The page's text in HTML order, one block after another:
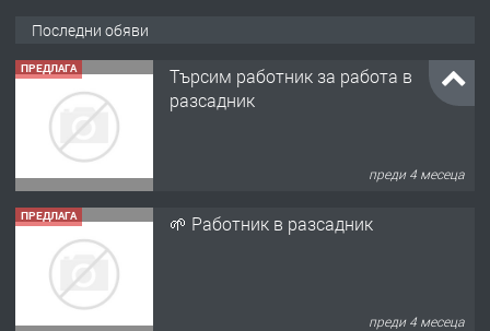
Последни обяви
ПРЕДЛАГА
Търсим работник за работа в
разсадник
преди 4 месеца
ПРЕДЛАГА 🌱 Работник в разсадник
преди 4 месеца